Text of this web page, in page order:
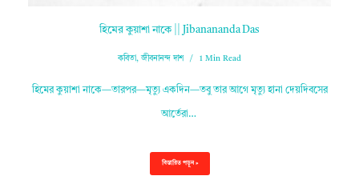
হিমের কুয়াশা নাকে || Jibanananda Das
কবিতা,জীবনানন্দ দাশ 1 Min Read
হিমের কুয়াশা নাকে—তারপর—মৃত্যু একদিন—তবু তার আগে মৃত্যু হানা দেয়দিবসের
আর্তেরা…
বিস্তারিত পড়ুন »